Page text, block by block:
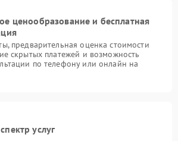
ценообразование и бесплатная
предварительная оценка стоимости
скрытых платежей и возможность
по телефону или онлайн на
услуг